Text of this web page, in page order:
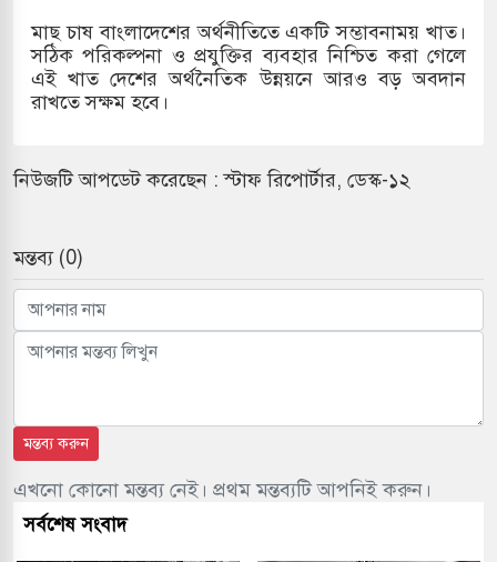
মাছ চাষ বাংলাদেশের অর্থনীতিতে একটি সম্ভাবনাময় খাত।
সঠিক পরিকল্পনা ও প্রযুক্তির ব্যবহার নিশ্চিত করা গেলে
এই খাত দেশের অর্থনৈতিক উন্নয়নে আরও বড় অবদান
রাখতে সক্ষম হবে।
নিউজটি আপডেট করেছেন : স্টাফ রিপোর্টার, ডেস্ক-১২
মন্তব্য (0)
মন্তব্য করুন
এখনো কোনো মন্তব্য নেই। প্রথম মন্তব্যটি আপনিই করুন।
সর্বশেষ সংবাদ